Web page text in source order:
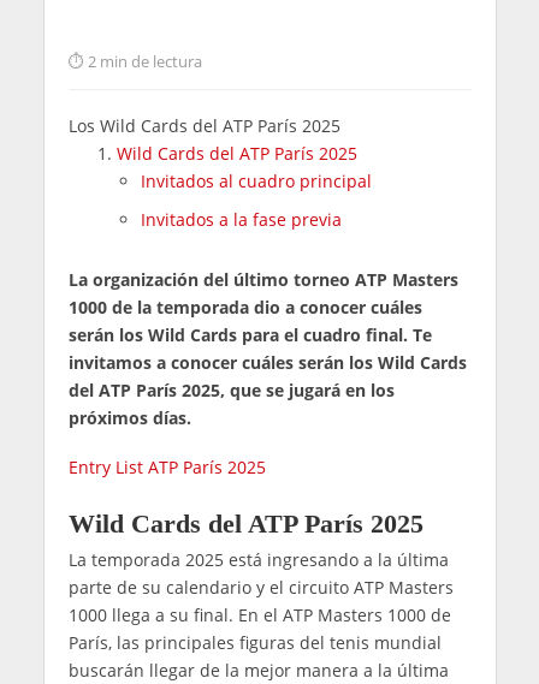
2 min de lectura
Los Wild Cards del ATP París 2025
Wild Cards del ATP París 2025
Invitados al cuadro principal
Invitados a la fase previa
La organización del último torneo ATP Masters
1000 de la temporada dio a conocer cuáles
serán los Wild Cards para el cuadro final. Te
invitamos a conocer cuáles serán los Wild Cards
del ATP París 2025, que se jugará en los
próximos días.
Entry List ATP París 2025
Wild Cards del ATP París 2025
La temporada 2025 está ingresando a la última
parte de su calendario y el circuito ATP Masters
1000 llega a su final. En el ATP Masters 1000 de
París, las principales figuras del tenis mundial
buscarán llegar de la mejor manera a la última